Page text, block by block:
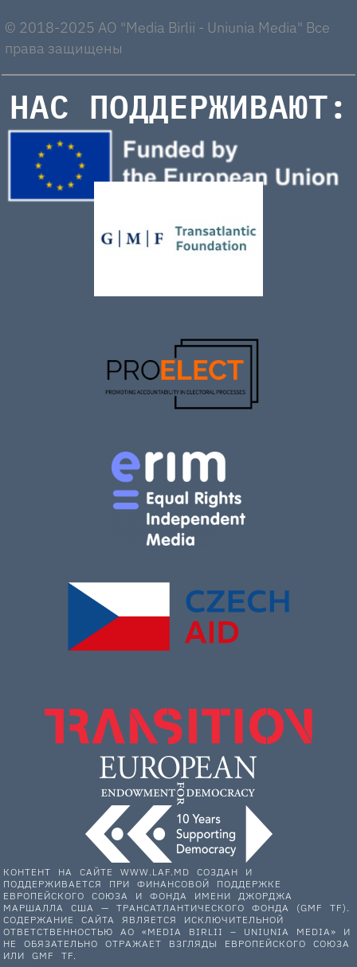
© 2018-2025 AO "Media Birlii - Uniunia Media" Все
права защищены
НАС ПОДДЕРЖИВАЮТ:
КОНТЕНТ НА САЙТЕ WWW.LAF.MD СОЗДАН И
ПОДДЕРЖИВАЕТСЯ ПРИ ФИНАНСОВОЙ ПОДДЕРЖКЕ
ЕВРОПЕЙСКОГО СОЮЗА И ФОНДА ИМЕНИ ДЖОРДЖА
МАРШАЛЛА США — ТРАНСАТЛАНТИЧЕСКОГО ФОНДА (GMF TF).
СОДЕРЖАНИЕ САЙТА ЯВЛЯЕТСЯ ИСКЛЮЧИТЕЛЬНОЙ
ОТВЕТСТВЕННОСТЬЮ АО «MEDIA BIRLII – UNIUNIA MEDIA» И
НЕ ОБЯЗАТЕЛЬНО ОТРАЖАЕТ ВЗГЛЯДЫ ЕВРОПЕЙСКОГО СОЮЗА
ИЛИ GMF TF.